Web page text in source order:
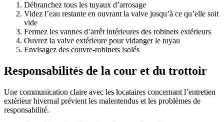
Débranchez tous les tuyaux d’arrosage
Videz l’eau restante en ouvrant la valve jusqu’à ce qu’elle soit
vide
Fermez les vannes d’arrêt intérieures des robinets extérieurs
Ouvrez la valve extérieure pour vidanger le tuyau
Envisagez des couvre-robinets isolés
Responsabilités de la cour et du trottoir
Une communication claire avec les locataires concernant l’entretien
extérieur hivernal prévient les malentendus et les problèmes de
responsabilité.